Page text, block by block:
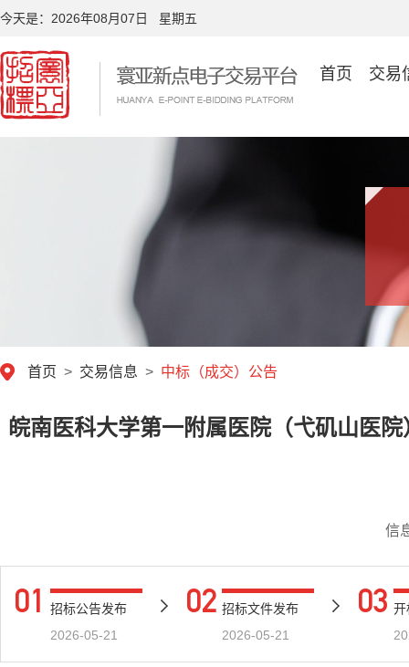
今天是： 2026年08月07日 星期五
首页 交易
首页 > 交易信息 > 中标（成交）公告
皖南医科大学第一附属医院（弋矶山医
信
01
招标公告发布
2026-05-21
02 招标文件发布
2026-05-21
03 开